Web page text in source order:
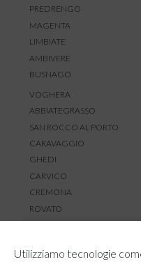
Utilizziamo tecnologie
PREDRENGO
MAGENTA
LIMBIATE
AMBIVERE
BUSNAGO
VOGHERA
ABBIATEGRASSO
SAN ROCCO AL PORTO
CARAVAGGIO
GHEDI
CARVICO
CREMONA
ROVATO